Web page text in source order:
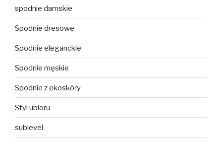
spodnie damskie
Spodnie dresowe
Spodnie eleganckie
Spodnie męskie
Spodnie z ekoskóry
Styl ubioru
sublevel